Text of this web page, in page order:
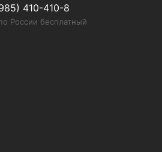
410-410-8
России бесплатный